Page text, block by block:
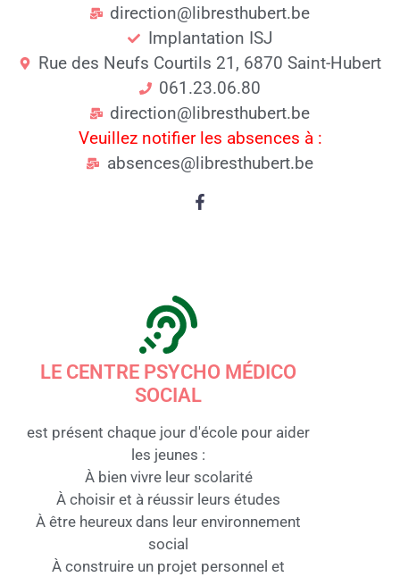
direction@libresthubert.be
Implantation ISJ
Rue des Neufs Courtils 21, 6870 Saint-Hubert
061.23.06.80
direction@libresthubert.be
Veuillez notifier les absences à :
absences@libresthubert.be
LE CENTRE PSYCHO MÉDICO
SOCIAL
est présent chaque jour d'école pour aider
les jeunes :
À bien vivre leur scolarité
À choisir et à réussir leurs études
À être heureux dans leur environnement
social
À construire un projet personnel et